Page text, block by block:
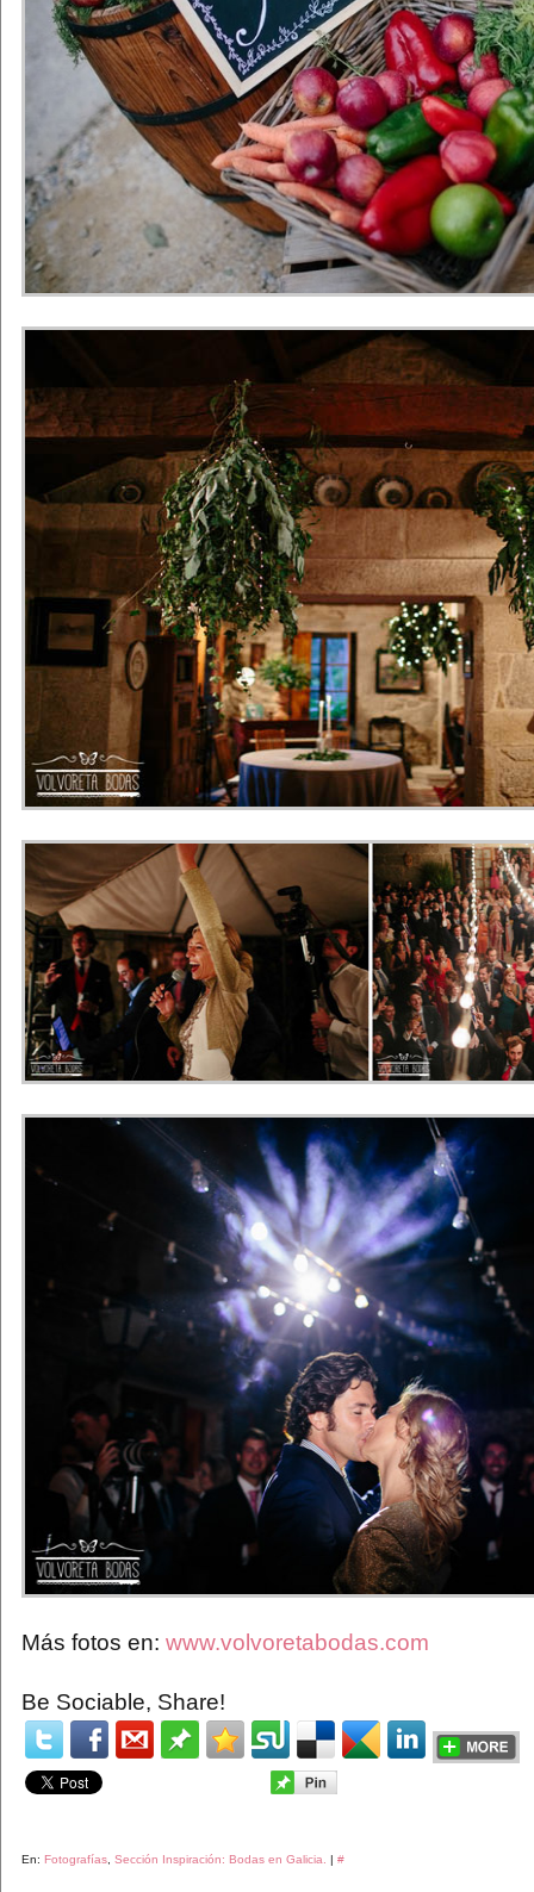
Más fotos en: www.volvoretabodas.com
Be Sociable, Share!
En: Fotografías Sección Inspiración: Bodas en Galicia. | #